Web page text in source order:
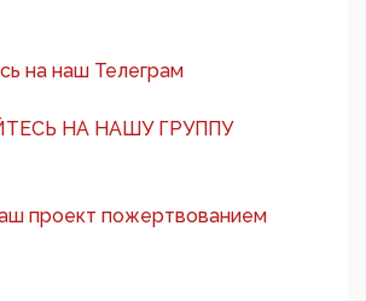
на наш Телеграм
НА НАШУ ГРУППУ
проект пожертвованием